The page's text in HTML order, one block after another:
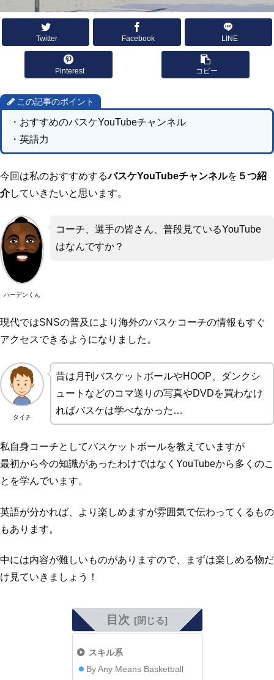
Twitter Facebook LINE
Pinterest コピー
この記事のポイント
・おすすめのバスケYouTubeチャンネル
・英語力
今回は私のおすすめするバスケYouTubeチャンネルを ５つ紹
介していきたいと思います。
ハーデンくん
コーチ、選手の皆さん、普段見ているYouTube
はなんですか？
現代ではSNSの普及により海外のバスケコーチの情報もすぐ
アクセスできるようになりました。
タイチ
昔は月刊バスケットボールやHOOP、ダンクシ
ュートなどのコマ送りの写真やDVDを買わなけ
ればバスケは学べなかった…
私自身コーチとしてバスケットボールを教えていますが
最初から今の知識があったわけではなくYouTubeから多くのこ
とを学んでいます。
英語が分かれば、より楽しめますが雰囲気で伝わってくるもの
もあります。
中には内容が難しいものがありますので、まずは楽しめる物だ
け見ていきましょう！
目次
スキル系
By Any Means Basketball